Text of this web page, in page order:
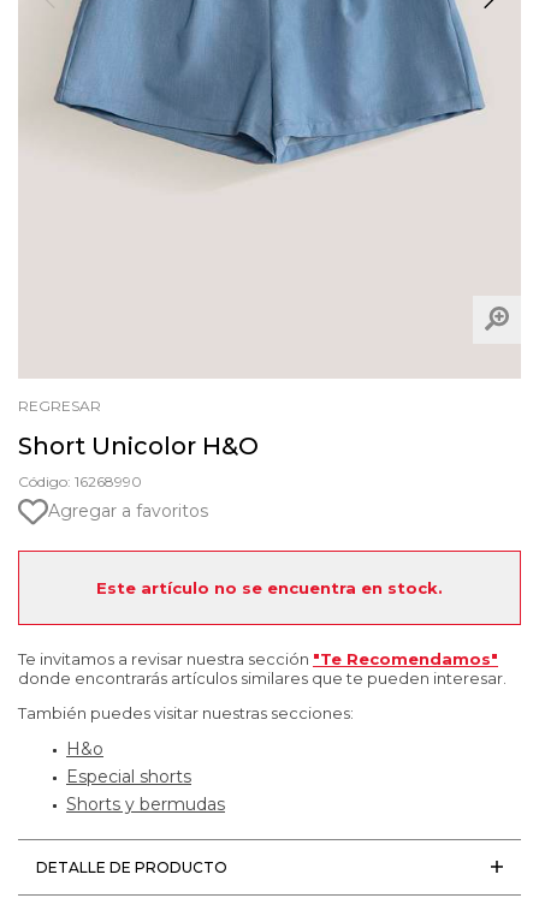
REGRESAR
Short Unicolor H&O
Código: 16268990
Agregar a favoritos
Este artículo no se encuentra en stock.
Te invitamos a revisar nuestra sección "Te Recomendamos"
donde encontrarás artículos similares que te pueden interesar.
También puedes visitar nuestras secciones:
H&o
Especial shorts
Shorts y bermudas
DETALLE DE PRODUCTO